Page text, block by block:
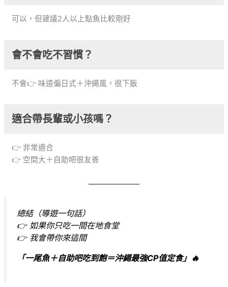
可以，但建議2人以上點魚比較剛好
會不會吃不習慣？
不會👉 味道偏日式＋沖繩風，很下飯
適合帶長輩或小孩嗎？
👉 非常適合
👉 空間大＋自助吧很友善
總結（導遊一句話）
👉 如果你只吃一間在地食堂
👉 我會帶你來這間
「一尾魚＋自助吧吃到飽＝沖繩最強CP值定食」🔥